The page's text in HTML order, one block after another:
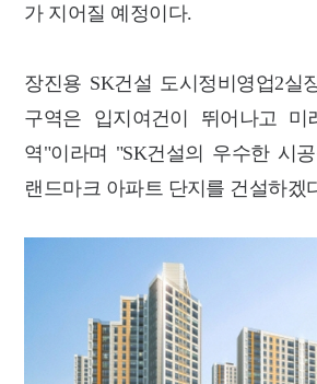
가 지어질 예정이다.
장진용 SK건설 도시정비영업2실
구역은 입지여건이 뛰어나고 미
역"이라며 "SK건설의 우수한 시
랜드마크 아파트 단지를 건설하겠